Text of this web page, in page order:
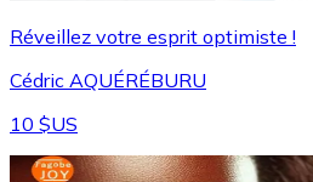
Réveillez votre esprit optimiste !
Cédric AQUÉRÉBURU
10 $US